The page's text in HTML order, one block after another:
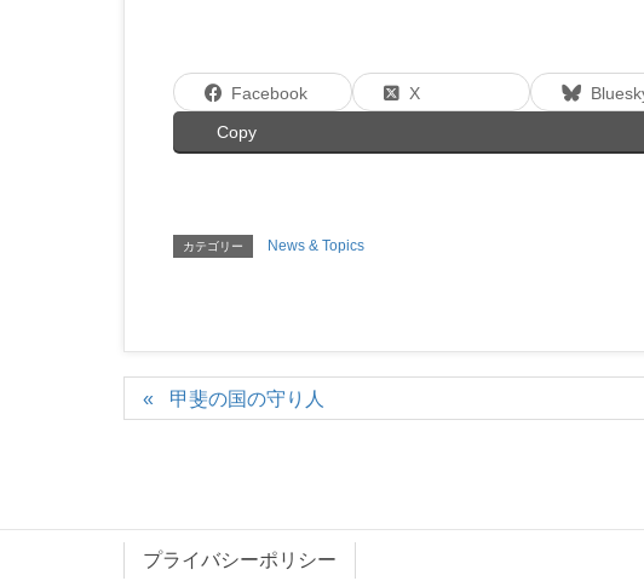
Facebook X
Copy
カテゴリー News & Topics
甲斐の国の守り人
プライバシーポリシー